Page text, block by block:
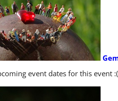
event dates for this event :(